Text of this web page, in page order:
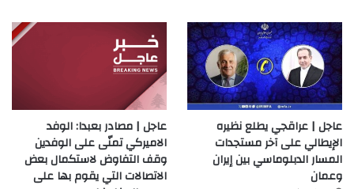
عاجل | عراقجي يطلع نظيره
الإيطالي على آخر مستجدات
المسار الدبلوماسي بين إيران
وعمان
عاجل | مصادر بعبدا: الوفد
الاميركي تمنّى على الوفدين
وقف التفاوض لاستكمال بعض
الاتصالات التي يقوم بها على